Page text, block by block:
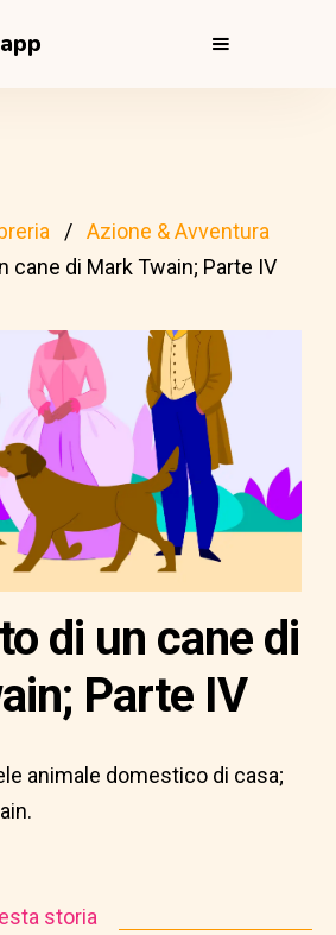
Azione & Avventura
cane di Mark Twain; Parte IV
di un cane di
Parte IV
animale domestico di casa;
storia